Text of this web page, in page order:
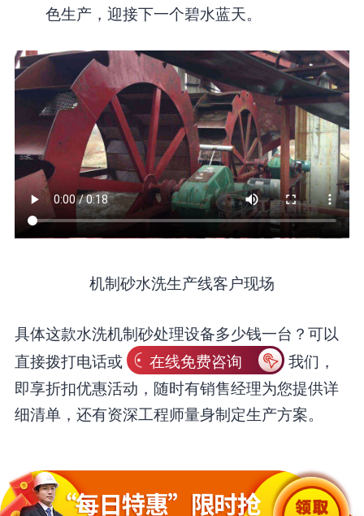
色生产，迎接下一个碧水蓝天。
机制砂水洗生产线客户现场
具体这款水洗机制砂处理设备多少钱一台？可以
直接拨打电话或
在线免费咨询
我们，
即享折扣优惠活动，随时有销售经理为您提供详
细清单，还有资深工程师量身制定生产方案。